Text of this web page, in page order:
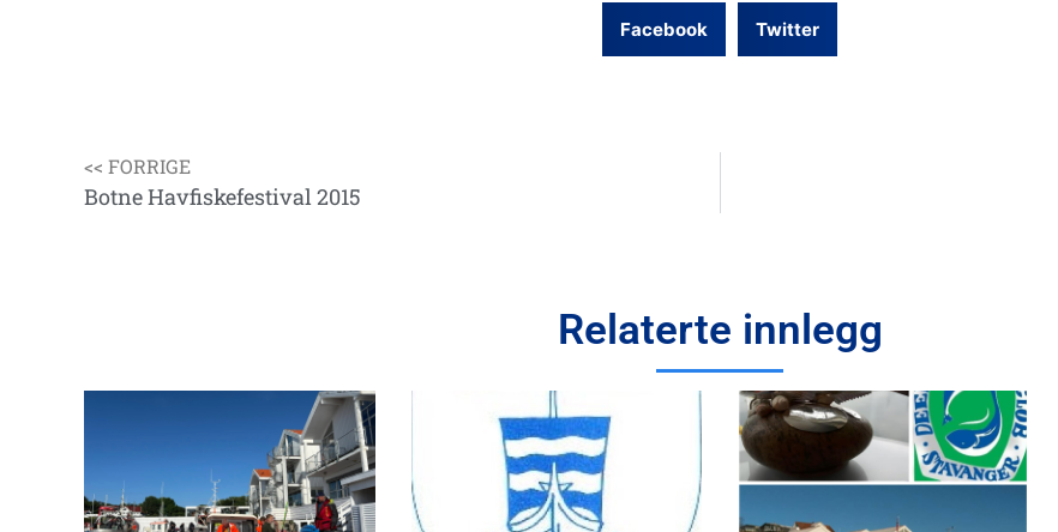
Facebook Twitter
<< FORRIGE
Botne Havfiskefestival 2015
Relaterte innlegg